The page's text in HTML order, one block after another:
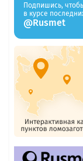
Подпишись,
в курсе
@Rusmet